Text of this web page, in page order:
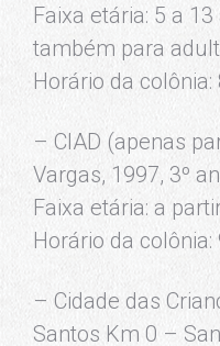
Faixa etária: 5 a
também para
Horário da
– CIAD (apenas
Vargas, 1997, 3º
Faixa etária: a
Horário da colônia:
– Cidade das
Santos Km 0 –